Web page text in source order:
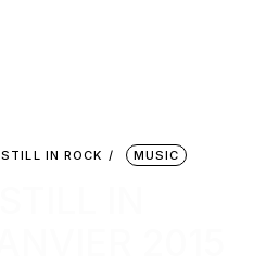
STILL IN ROCK MUSIC